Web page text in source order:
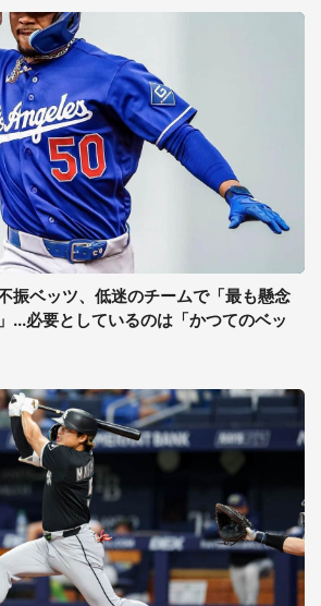
振ベッツ、低迷のチームで「最も懸念
...必要としているのは「かつてのベッ